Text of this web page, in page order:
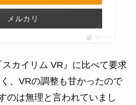
メルカリ
ポチップ
スカイリム VR』に比べて要求
、VRの調整も甘かったので
のは無理と言われていまし